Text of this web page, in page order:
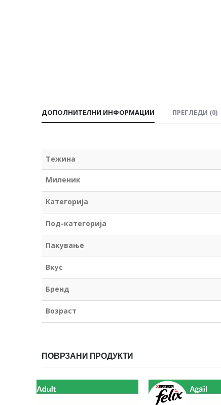
ДОПОЛНИТЕЛНИ ИНФОРМАЦИИ ПРЕГЛЕДИ (0)
Тежина
Миленик
Категорија
Под-категорија
Пакување
Вкус
Бренд
Возраст
ПОВРЗАНИ ПРОДУКТИ